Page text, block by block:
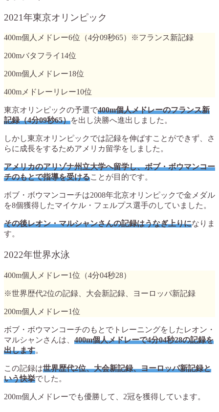
2021年東京オリンピック
400m個人メドレー6位（4分09秒65）※フランス新記録
200mバタフライ14位
200m個人メドレー18位
400mメドレーリレー10位
東京オリンピックの予選で400m個人メドレーのフランス新
記録（4分09秒65）を出し決勝へ進出しました。
しかし東京オリンピックでは記録を伸ばすことができず、さ
らに成長をするためアメリカ留学をしました。
アメリカのアリゾナ州立大学へ留学し、ボブ・ボウマンコー
チのもとで指導を受けることが目的です。
ボブ・ボウマンコーチは2008年北京オリンピックで金メダル
を8個獲得したマイケル・フェルプス選手のしていました。
その後レオン・マルシャンさんの記録はうなぎ上りになりま
す。
2022年世界水泳
400m個人メドレー1位（4分04秒28）
※世界歴代2位の記録、大会新記録、ヨーロッパ新記録
200m個人メドレー1位
ボブ・ボウマンコーチのもとでトレーニングをしたレオン・
マルシャンさんは、 400m個人メドレーで4分04秒28の記録を
出します。
この記録は世界歴代2位、大会新記録、ヨーロッパ新記録と
いう快挙でした。
200m個人メドレーでも優勝して、2冠を獲得しています。